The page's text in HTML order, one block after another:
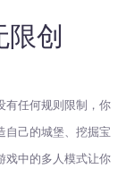
创
有任何规则限制，你
自己的城堡、挖掘宝
戏中的多人模式让你